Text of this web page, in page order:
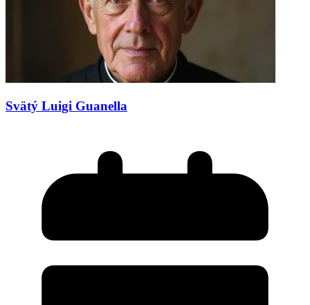
Svätý Luigi Guanella